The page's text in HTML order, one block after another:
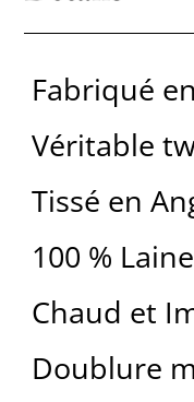
Fabriqué
Véritable
Tissé en
100 % Laine
Chaud et
Doublure